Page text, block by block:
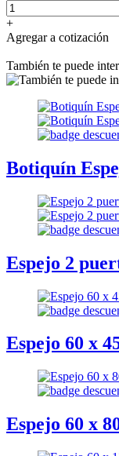
+
Agregar a cotización
También te puede
Botiquín
Espejo 2
Espejo 60 x
Espejo 60 x